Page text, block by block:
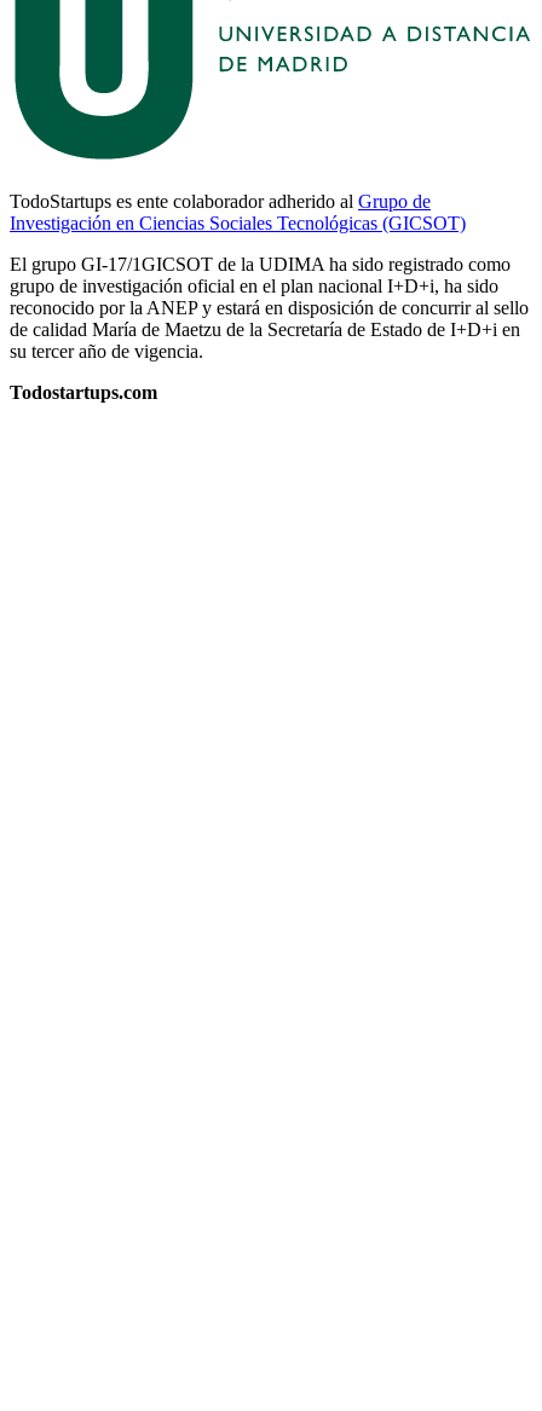
TodoStartups es ente colaborador adherido al Grupo de
Investigación en Ciencias Sociales Tecnológicas (GICSOT)
El grupo GI-17/1GICSOT de la UDIMA ha sido registrado como
grupo de investigación oficial en el plan nacional I+D+i, ha sido
reconocido por la ANEP y estará en disposición de concurrir al sello
de calidad María de Maetzu de la Secretaría de Estado de I+D+i en
su tercer año de vigencia.
Todostartups.com